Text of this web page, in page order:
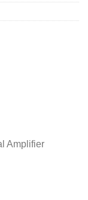
Amplifier